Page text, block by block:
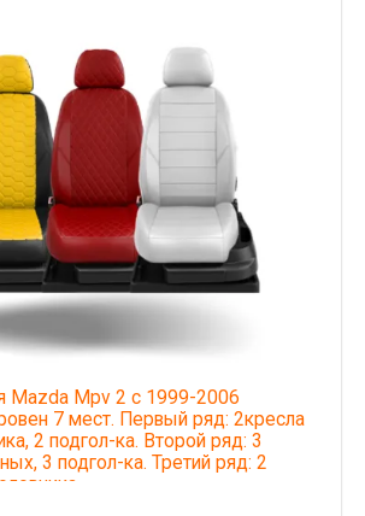
Mazda Mpv 2 с 1999-2006
7 мест. Первый ряд: 2кресла
2 подгол-ка. Второй ряд: 3
3 подгол-ка. Третий ряд: 2